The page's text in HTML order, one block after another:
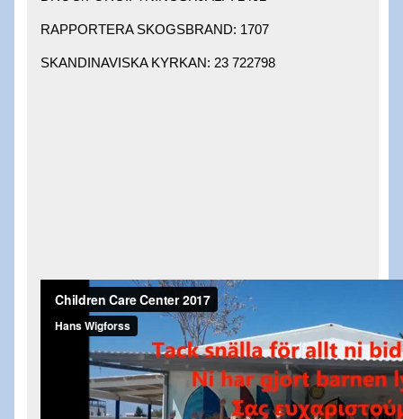
RAPPORTERA SKOGSBRAND: 1707 ​
SKANDINAVISKA KYRKAN: 23 722798 ​